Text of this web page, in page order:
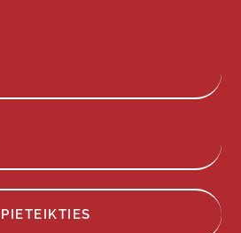
PIETEIKTIES